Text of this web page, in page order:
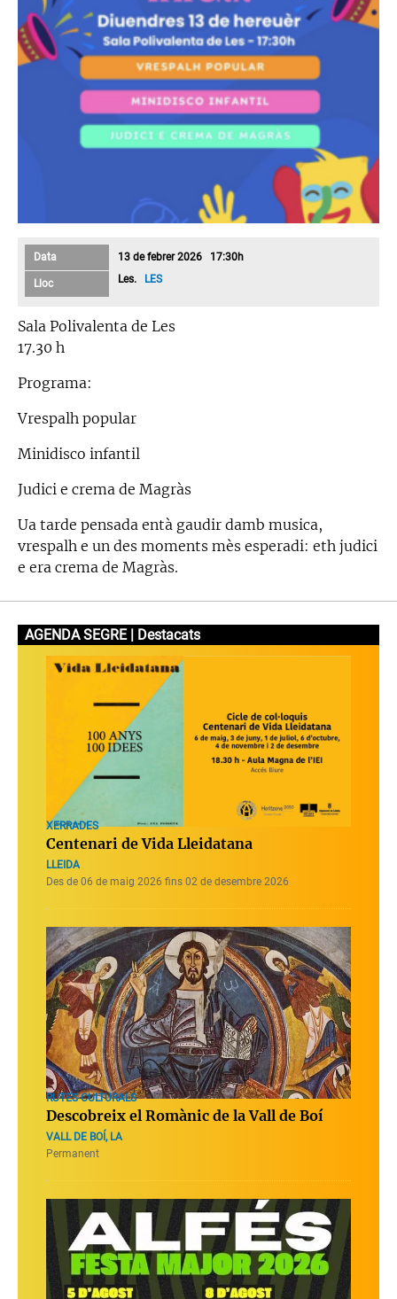
Data 13 de febrer 2026 17:30h
Lloc Les. LES
Sala Polivalenta de Les
17.30 h
Programa:
Vrespalh popular
Minidisco infantil
Judici e crema de Magràs
Ua tarde pensada entà gaudir damb musica,
vrespalh e un des moments mès esperadi: eth judici
e era crema de Magràs.
AGENDA SEGRE | Destacats
XERRADES
Centenari de Vida Lleidatana
LLEIDA
Des de 06 de maig 2026 fins 02 de desembre 2026
RUTES CULTURALS
Descobreix el Romànic de la Vall de Boí
VALL DE BOÍ, LA
Permanent